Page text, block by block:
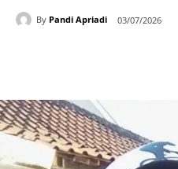
By Pandi Apriadi 03/07/2026